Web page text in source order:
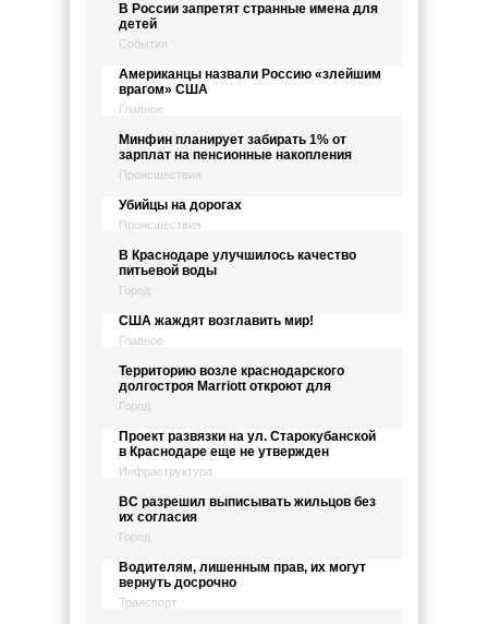
В России запретят странные имена для
детей
События
Американцы назвали Россию «злейшим
врагом» США
Главное
Минфин планирует забирать 1% от
зарплат на пенсионные накопления
Происшествия
Убийцы на дорогах
Происшествия
В Краснодаре улучшилось качество
питьевой воды
Город
США жаждят возглавить мир!
Главное
Территорию возле краснодарского
долгостроя Marriott откроют для
Город
Проект развязки на ул. Старокубанской
в Краснодаре еще не утвержден
Инфраструктура
ВС разрешил выписывать жильцов без
их согласия
Город
Водителям, лишенным прав, их могут
вернуть досрочно
Транспорт